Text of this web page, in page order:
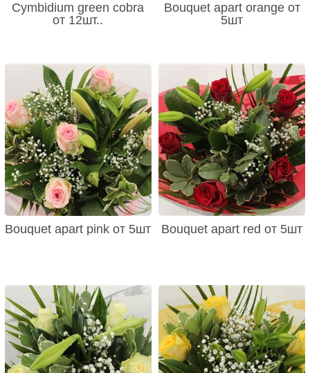
Cymbidium green cobra
от 12шт..
Bouquet apart orange от
5шт
Bouquet apart pink от 5шт Bouquet apart red от 5шт